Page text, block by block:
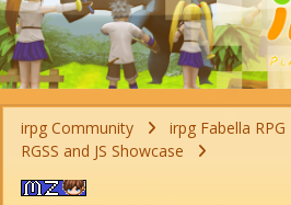
irpg Community
irpg Fabella
RGSS and JS Showcase